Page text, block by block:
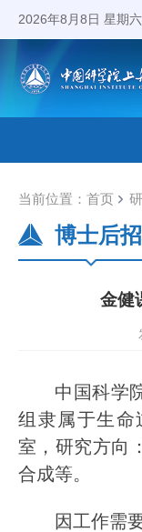
2026年8月8日 星期六
当前位置： 首页
博士后
金健
中国科学院
组隶属于生命
室，研究方向
合成等。
因工作需要